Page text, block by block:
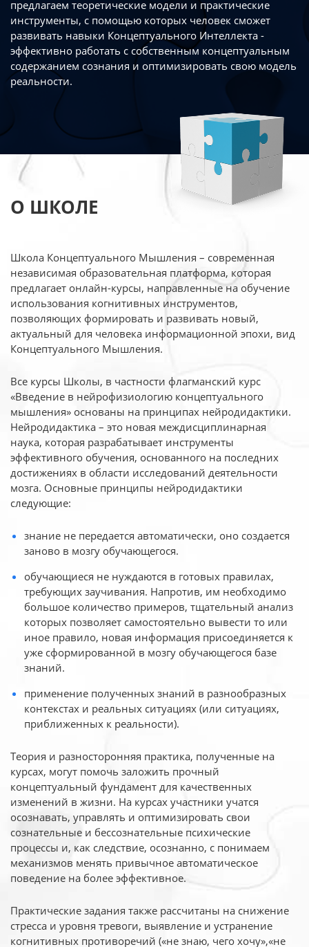
предлагаем теоретические модели и практические
инструменты, с помощью которых человек сможет
развивать навыки Концептуального Интеллекта -
эффективно работать с собственным концептуальным
содержанием сознания и оптимизировать свою модель
реальности.
О ШКОЛЕ
Школа Концептуального Мышления – современная
независимая образовательная платформа, которая
предлагает онлайн-курсы, направленные на обучение
использования когнитивных инструментов,
позволяющих формировать и развивать новый,
актуальный для человека информационной эпохи, вид
Концептуального Мышления.
Все курсы Школы, в частности флагманский курс
«Введение в нейрофизиологию концептуального
мышления» основаны на принципах нейродидактики.
Нейродидактика – это новая междисциплинарная
наука, которая разрабатывает инструменты
эффективного обучения, основанного на последних
достижениях в области исследований деятельности
мозга. Основные принципы нейродидактики
следующие:
знание не передается автоматически, оно создается
заново в мозгу обучающегося.
обучающиеся не нуждаются в готовых правилах,
требующих заучивания. Напротив, им необходимо
большое количество примеров, тщательный анализ
которых позволяет самостоятельно вывести то или
иное правило, новая информация присоединяется к
уже сформированной в мозгу обучающегося базе
знаний.
применение полученных знаний в разнообразных
контекстах и реальных ситуациях (или ситуациях,
приближенных к реальности).
Теория и разносторонняя практика, полученные на
курсах, могут помочь заложить прочный
концептуальный фундамент для качественных
изменений в жизни. На курсах участники учатся
осознавать, управлять и оптимизировать свои
сознательные и бессознательные психические
процессы и, как следствие, осознанно, с понимаем
механизмов менять привычное автоматическое
поведение на более эффективное.
Практические задания также рассчитаны на снижение
стресса и уровня тревоги, выявление и устранение
когнитивных противоречий («не знаю, чего хочу»,«не